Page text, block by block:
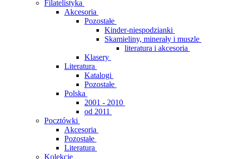
Filatelistyka
Akcesoria
Pozostałe
Kinder-niespodzianki
Skamieliny, minerały i muszle
literatura i akcesoria
Klasery
Literatura
Katalogi
Pozostałe
Polska
2001 - 2010
od 2011
Pocztówki
Akcesoria
Pozostałe
Literatura
Kolekcje